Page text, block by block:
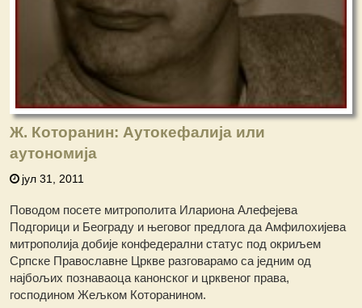
Ж. Которанин: Аутокефалија или
аутономија
јул 31, 2011
Поводом посете митрополита Илариона Алефејева
Подгорици и Београду и његовог предлога да Амфилохијева
митрополија добије конфедерални статус под окриљем
Српске Православне Цркве разговарамо са једним од
најбољих познаваоца канонског и црквеног права,
господином Жељком Которанином.